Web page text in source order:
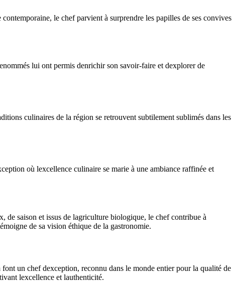
le chef parvient à surprendre les papilles de ses convives
lui ont permis denrichir son savoir-faire et dexplorer de
culinaires de la région se retrouvent subtilement sublimés dans les
où lexcellence culinaire se marie à une ambiance raffinée et
de saison et issus de lagriculture biologique, le chef contribue à
de sa vision éthique de la gastronomie.
un chef dexception, reconnu dans le monde entier pour la qualité de
lexcellence et lauthenticité.